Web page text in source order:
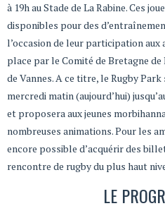
à 19h au Stade de La Rabine. Ces
disponibles pour des
l’occasion de leur participation aux
place par le Comité de Bretagne
de Vannes. A ce titre, le Rugby
mercredi matin (aujourd’hui)
et proposera aux jeunes
nombreuses animations. Pour les
encore possible d’acquérir des
rencontre de rugby du plus haut
LE